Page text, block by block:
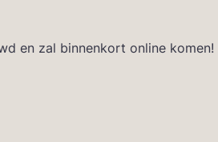
en zal binnenkort online komen!